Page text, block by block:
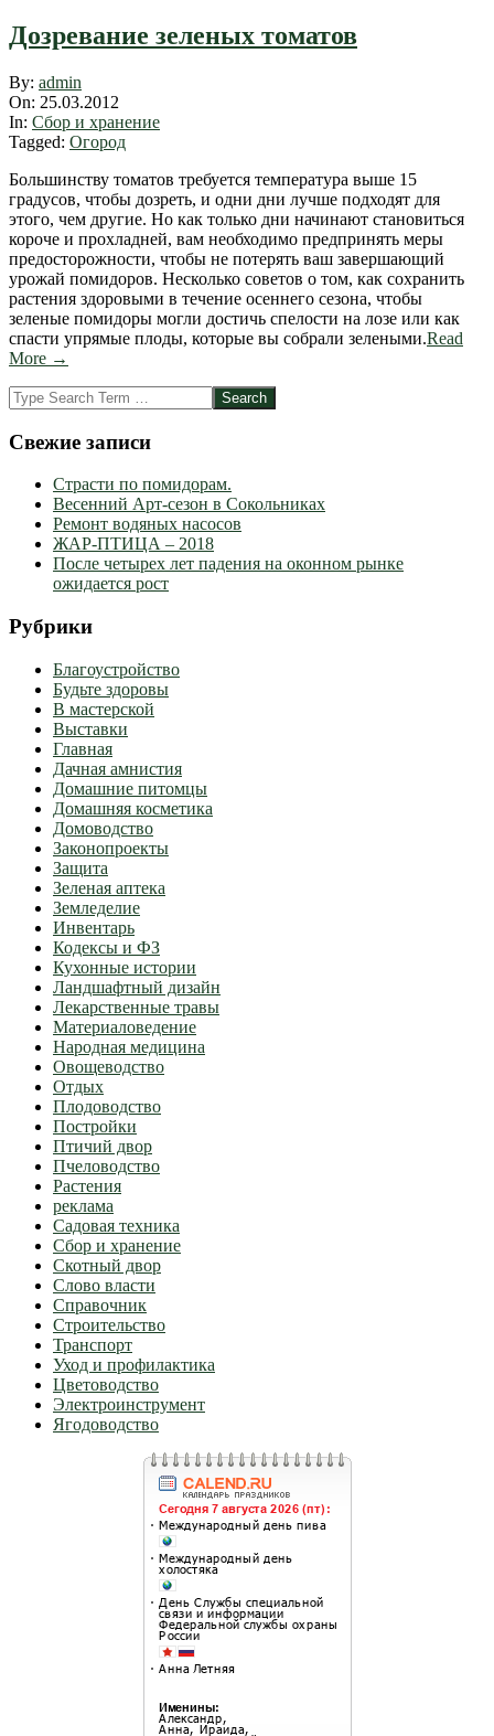
Дозревание зеленых томатов
2012-
03-
25
By: admin
On: 25.03.2012
In: Сбор и хранение
Tagged: Огород
Большинству томатов требуется температура выше 15
градусов, чтобы дозреть, и одни дни лучше подходят для
этого, чем другие. Но как только дни начинают становиться
короче и прохладней, вам необходимо предпринять меры
предосторожности, чтобы не потерять ваш завершающий
урожай помидоров. Несколько советов о том, как сохранить
растения здоровыми в течение осеннего сезона, чтобы
зеленые помидоры могли достичь спелости на лозе или как
спасти упрямые плоды, которые вы собрали зелеными.Read
More →
Search
Свежие записи
Страсти по помидорам.
Весенний Арт-сезон в Сокольниках
Ремонт водяных насосов
ЖАР-ПТИЦА – 2018
После четырех лет падения на оконном рынке
ожидается рост
Рубрики
Благоустройство
Будьте здоровы
В мастерской
Выставки
Главная
Дачная амнистия
Домашние питомцы
Домашняя косметика
Домоводство
Законопроекты
Защита
Зеленая аптека
Земледелие
Инвентарь
Кодексы и ФЗ
Кухонные истории
Ландшафтный дизайн
Лекарственные травы
Материаловедение
Народная медицина
Овощеводство
Отдых
Плодоводство
Постройки
Птичий двор
Пчеловодство
Растения
реклама
Садовая техника
Сбор и хранение
Скотный двор
Слово власти
Справочник
Строительство
Транспорт
Уход и профилактика
Цветоводство
Электроинструмент
Ягодоводство